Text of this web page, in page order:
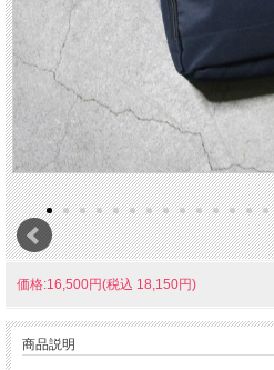
価格:16,500円(税込 18,150円)
商品説明